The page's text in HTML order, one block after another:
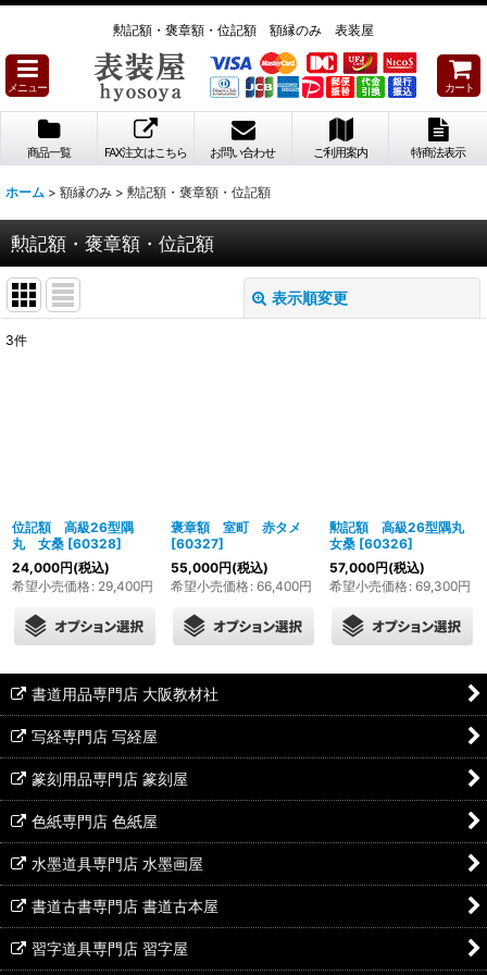
勲記額・褒章額・位記額 額縁のみ 表装屋
メニュー カート
商品一覧 FAX注文はこちら お問い合わせ ご利用案内 特商法表示
ホーム > 額縁のみ > 勲記額・褒章額・位記額
勲記額・褒章額・位記額
表示順変更
3件
位記額 高級26型隅
丸 女桑 [60328]
24,000円(税込)
希望小売価格: 29,400円
褒章額 室町 赤タメ
[60327]
55,000円(税込)
希望小売価格: 66,400円
勲記額 高級26型隅丸
女桑 [60326]
57,000円(税込)
希望小売価格: 69,300円
書道用品専門店 大阪教材社
写経専門店 写経屋
篆刻用品専門店 篆刻屋
色紙専門店 色紙屋
水墨道具専門店 水墨画屋
書道古書専門店 書道古本屋
習字道具専門店 習字屋